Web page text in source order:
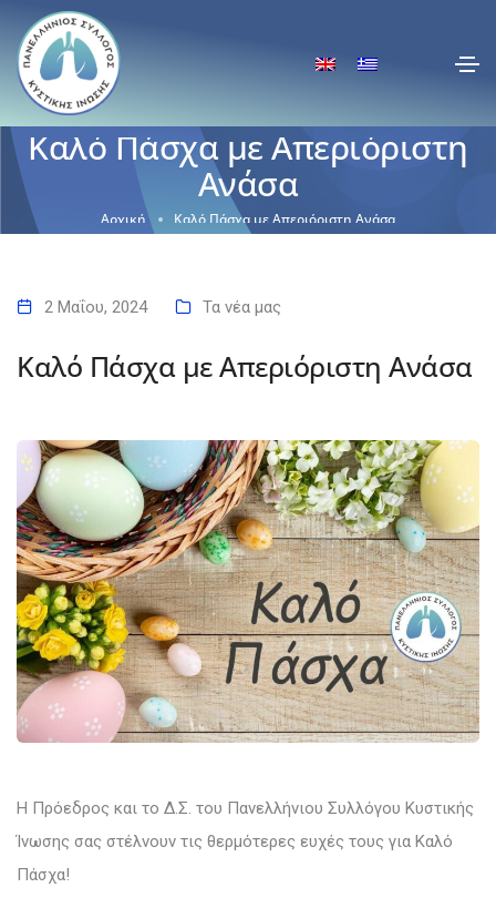
Καλό Πάσχα με Απεριόριστη
Ανάσα
Αρχική Καλό Πάσχα με Απεριόριστη Ανάσα
2 Μαΐου, 2024 Τα νέα μας
Καλό Πάσχα με Απεριόριστη Ανάσα
Η Πρόεδρος και το Δ.Σ. του Πανελλήνιου Συλλόγου Κυστικής
Ίνωσης σας στέλνουν τις θερμότερες ευχές τους για Καλό
Πάσχα!